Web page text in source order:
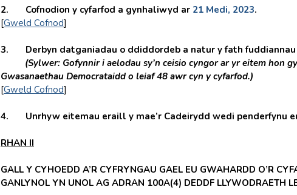
2. Cofnodion y cyfarfod a gynhaliwyd ar 21 Medi, 2023.
[Gweld Cofnod]
3. Derbyn datganiadau o ddiddordeb a natur y fath
(Sylwer: Gofynnir i aelodau sy’n ceisio cyngor ar yr eitem hon
Gwasanaethau Democrataidd o leiaf 48 awr cyn y cyfarfod.)
[Gweld Cofnod]
4. Unrhyw eitemau eraill y mae’r Cadeirydd wedi penderfynu
RHAN II
GALL Y CYHOEDD A’R CYFRYNGAU GAEL EU GWAHARDD O’R
GANLYNOL YN UNOL AG ADRAN 100A(4) DEDDF LLYWODRAETH